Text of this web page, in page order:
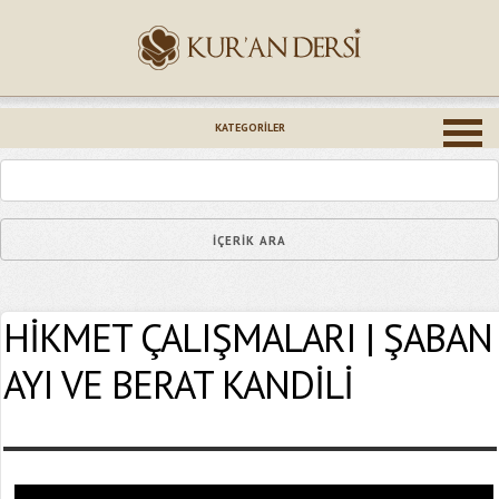
KATEGORILER
HİKMET ÇALIŞMALARI | ŞABAN
AYI VE BERAT KANDİLİ
Epostanız (*)
Yaşadığınız Hatanın Ayrıntıları